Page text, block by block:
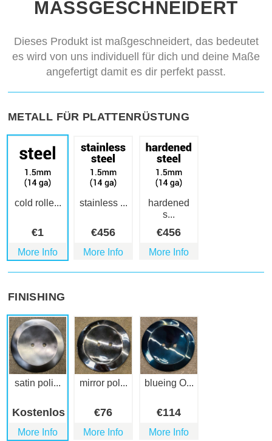
MASSGESCHNEIDERT
Dieses Produkt ist maßgeschneidert, das bedeutet
es wird von uns individuell für dich und deine Maße
angefertigt damit es dir perfekt passt.
METALL FÜR PLATTENRÜSTUNG
cold rolle...
€1
More Info
stainless ...
€456
More Info
hardened
s...
€456
More Info
FINISHING
satin poli...
Kostenlos
More Info
mirror pol...
€76
More Info
blueing O...
€114
More Info